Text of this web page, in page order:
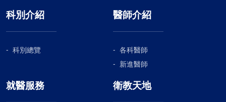
科別介紹
科別總覽
醫師介紹
各科醫師
新進醫師
就醫服務 衛教天地